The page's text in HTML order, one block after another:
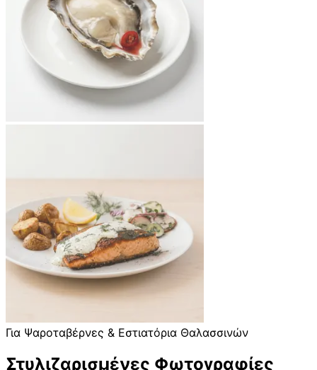
Για Ψαροταβέρνες & Εστιατόρια Θαλασσινών
Στυλιζαρισμένες Φωτογραφίες